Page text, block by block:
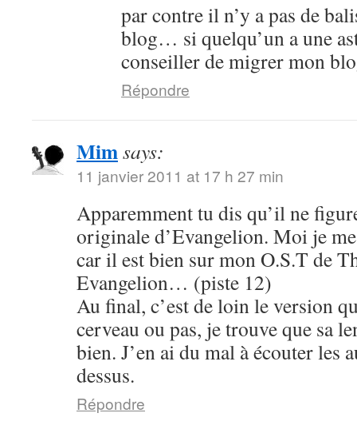
par contre il n’y a pas de
blog… si quelqu’un a une
conseiller de migrer mon
Répondre
Mimsays:
11 janvier 2011 at 17 h 27 min
Apparemment tu dis qu’il ne
originale d’Evangelion. Moi je
car il est bien sur mon O.S.T de
Evangelion… (piste 12)
Au final, c’est de loin le version
cerveau ou pas, je trouve que sa
bien. J’en ai du mal à écouter les
dessus.
Répondre